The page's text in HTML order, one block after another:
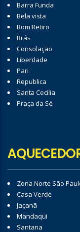
Barra Funda
Bela vista
Bom Retiro
Brás
Consolação
Liberdade
Pari
Republica
Santa Cecilia
Praça da Sé
Zona Norte São
Casa Verde
Jaçanã
Mandaqui
Santana